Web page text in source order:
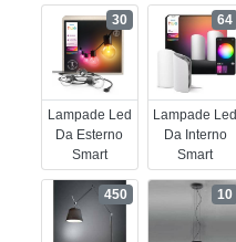
Lampade Led
Da Esterno
Smart
30
Lampade Led
Da Interno
Smart
64
450 10